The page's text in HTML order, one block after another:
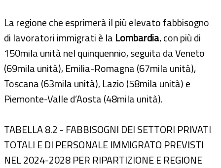
La regione che esprimerà il più elevato fabbisogno
di lavoratori immigrati è la Lombardia, con più di
150mila unità nel quinquennio, seguita da Veneto
(69mila unità), Emilia-Romagna (67mila unità),
Toscana (63mila unità), Lazio (58mila unità) e
Piemonte-Valle d’Aosta (48mila unità).
TABELLA 8.2 - FABBISOGNI DEI SETTORI PRIVATI
TOTALI E DI PERSONALE IMMIGRATO PREVISTI
NEL 2024-2028 PER RIPARTIZIONE E REGIONE